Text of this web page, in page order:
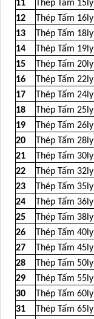
11
Thép Tấm 15ly
12
Thép Tấm 16ly
13
Thép Tấm 18ly
14
Thép Tấm 19ly
15
Thép Tấm 20ly
16
Thép Tấm 22ly
17
Thép Tấm 24ly
18
Thép Tấm 25ly
19
Thép Tấm 26ly
20
Thép Tấm 28ly
21
Thép Tấm 30ly
22
Thép Tấm 32ly
23
Thép Tấm 35ly
24
Thép Tấm 36ly
25
Thép Tấm 38ly
26
Thép Tấm 40ly
27
Thép Tấm 45ly
28
Thép Tấm 50ly
29
Thép Tấm 55ly
30
Thép Tấm 60ly
31
Thép Tấm 65ly